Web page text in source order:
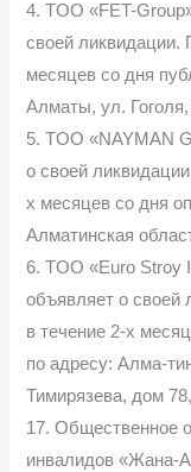
4. TOO «FET-
своей ликвидации.
месяцев со дня
Алматы, ул.
5. TOO «NAYMAN
о своей
х месяцев со дня
Алматинская
6. TOO «Euro Stroy
объявляет о своей
в течение 2-х
по адресу: Алма-
Тимирязева, дом
17. Общественное
инвалидов «Жана-